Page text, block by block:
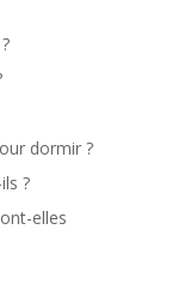
dormir ?
?
elles